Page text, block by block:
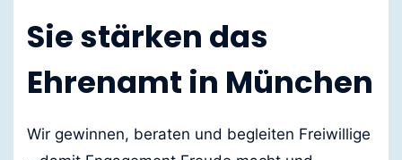
Sie stärken das
Ehrenamt in München
Wir gewinnen, beraten und begleiten Freiwillige